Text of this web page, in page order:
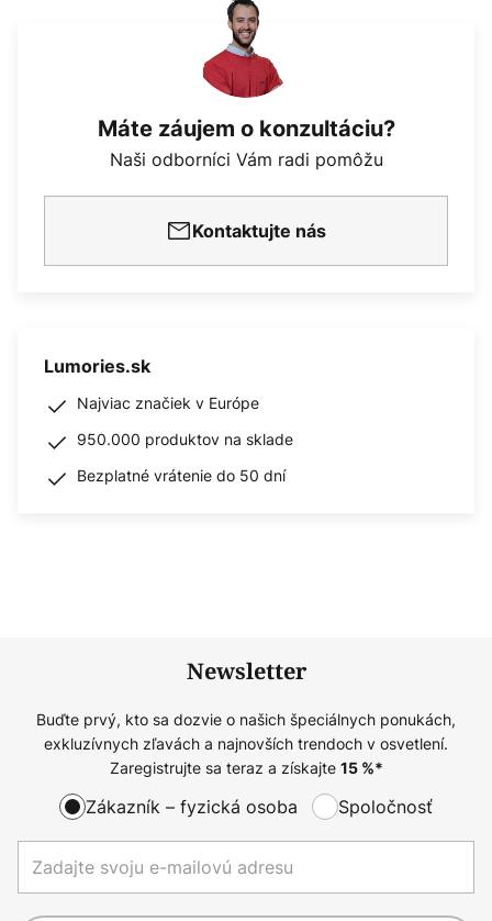
Máte záujem o konzultáciu?
Naši odborníci Vám radi pomôžu
Kontaktujte nás
Lumories.sk
Najviac značiek v Európe
950.000 produktov na sklade
Bezplatné vrátenie do 50 dní
Newsletter
Buďte prvý, kto sa dozvie o našich špeciálnych ponukách,
exkluzívnych zľavách a najnovších trendoch v osvetlení.
Zaregistrujte sa teraz a získajte 15%*
Zákazník – fyzická osoba Spoločnosť